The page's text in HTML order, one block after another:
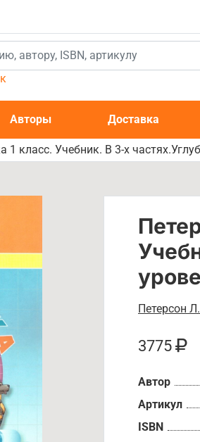
Авторы Доставка
1 класс. Учебник. В 3-х
Петерсон
3775
Автор
Артикул
ISBN